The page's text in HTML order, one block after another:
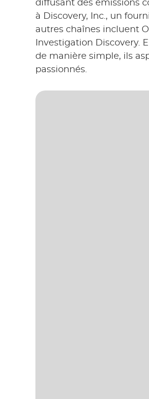
diffusant des émissions
à Discovery, Inc., un
autres chaînes incluent
Investigation Discovery.
de manière simple, ils
passionnés.